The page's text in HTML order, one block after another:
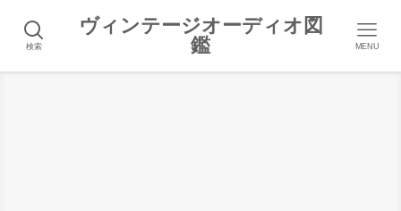
ヴィンテージオーディオ図
鑑
検索 MENU